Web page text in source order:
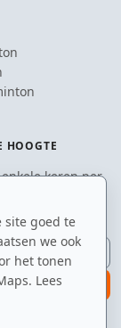
site goed te
we ook
het tonen
Lees
HOOGTE
keren per
met het